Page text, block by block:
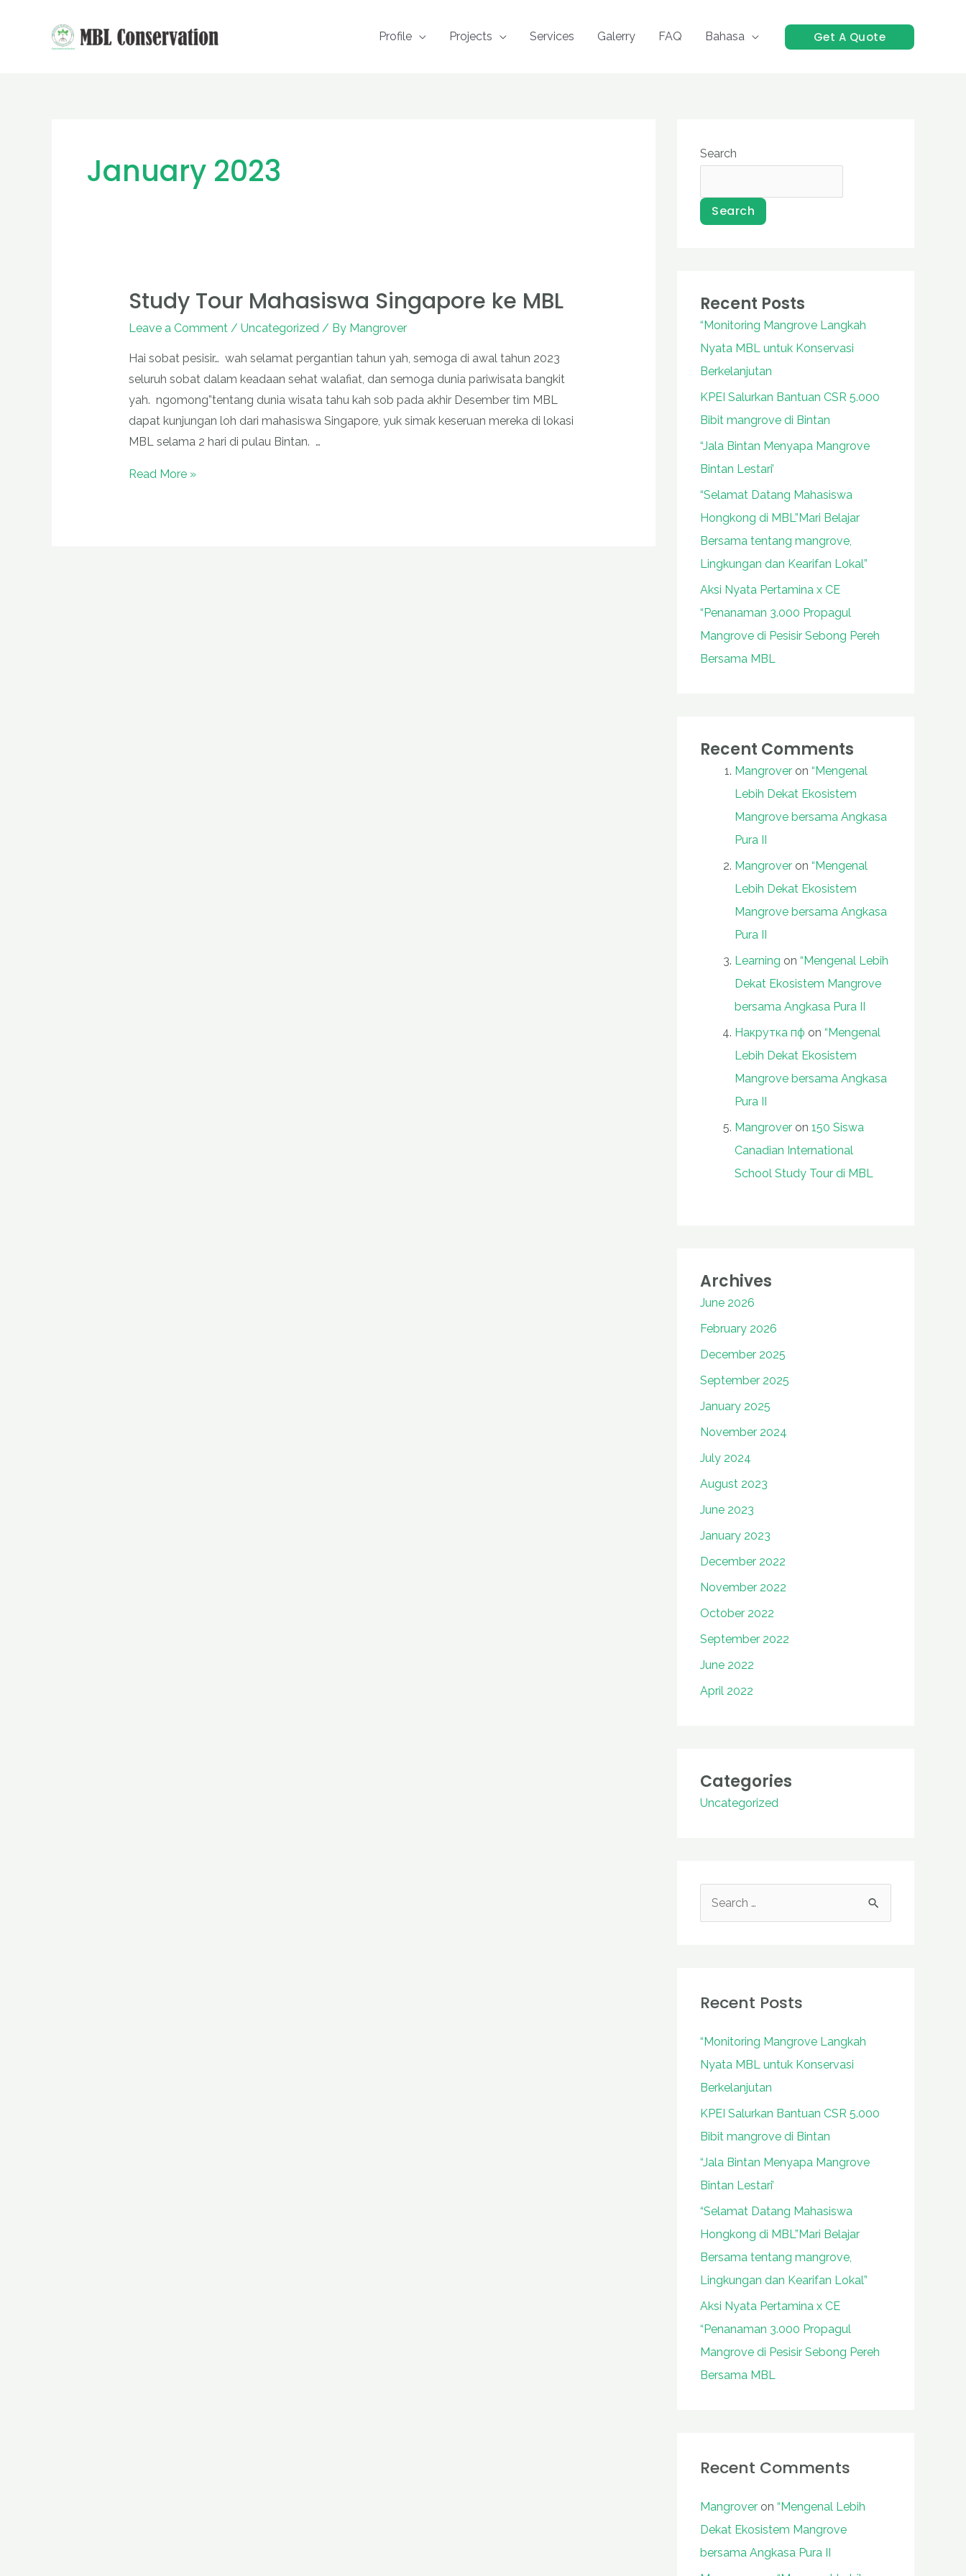
Profile Projects Services Galerry FAQ Bahasa Get A Quote
January 2023
Study Tour Mahasiswa Singapore ke MBL
Leave a Comment / Uncategorized/ By Mangrover
Hai sobat pesisir… wah selamat pergantian tahun yah, semoga di awal tahun 2023
seluruh sobat dalam keadaan sehat walafiat, dan semoga dunia pariwisata bangkit
yah. ngomong”tentang dunia wisata tahu kah sob pada akhir Desember tim MBL
dapat kunjungan loh dari mahasiswa Singapore, yuk simak keseruan mereka di lokasi
MBL selama 2 hari di pulau Bintan. …
Study
Singapore
ke
MBL
Read More »
Search
Search
Recent Posts
“Monitoring Mangrove Langkah
Nyata MBL untuk Konservasi
Berkelanjutan
KPEI Salurkan Bantuan CSR 5.000
Bibit mangrove di Bintan
“Jala Bintan Menyapa Mangrove
Bintan Lestari’
“Selamat Datang Mahasiswa
Hongkong di MBL”Mari Belajar
Bersama tentang mangrove,
Lingkungan dan Kearifan Lokal”
Aksi Nyata Pertamina x CE
“Penanaman 3.000 Propagul
Mangrove di Pesisir Sebong Pereh
Bersama MBL
Recent Comments
Mangrover on “Mengenal
Lebih Dekat Ekosistem
Mangrove bersama Angkasa
Pura II
Mangrover on “Mengenal
Lebih Dekat Ekosistem
Mangrove bersama Angkasa
Pura II
Learning on “Mengenal Lebih
Dekat Ekosistem Mangrove
bersama Angkasa Pura II
Накрутка пф on “Mengenal
Lebih Dekat Ekosistem
Mangrove bersama Angkasa
Pura II
Mangrover on 150 Siswa
Canadian International
School Study Tour di MBL
Archives
June 2026
February 2026
December 2025
September 2025
January 2025
November 2024
July 2024
August 2023
June 2023
January 2023
December 2022
November 2022
October 2022
September 2022
June 2022
April 2022
Categories
Uncategorized
c
o
r
Recent Posts
“Monitoring Mangrove Langkah
Nyata MBL untuk Konservasi
Berkelanjutan
KPEI Salurkan Bantuan CSR 5.000
Bibit mangrove di Bintan
“Jala Bintan Menyapa Mangrove
Bintan Lestari’
“Selamat Datang Mahasiswa
Hongkong di MBL”Mari Belajar
Bersama tentang mangrove,
Lingkungan dan Kearifan Lokal”
Aksi Nyata Pertamina x CE
“Penanaman 3.000 Propagul
Mangrove di Pesisir Sebong Pereh
Bersama MBL
Recent Comments
Mangrover on “Mengenal Lebih
Dekat Ekosistem Mangrove
bersama Angkasa Pura II